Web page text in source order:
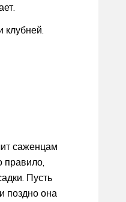
саженцам
правило,
Пусть
поздно она